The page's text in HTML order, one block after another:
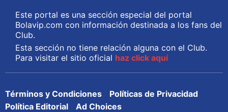
Este portal es una sección especial del portal
Bolavip.com con información destinada a los fans del
Club.
Esta sección no tiene relación alguna con el Club.
Para visitar el sitio oficial haz click aquí
Términos y Condiciones
Políticas de Privacidad
Política Editorial
Ad Choices